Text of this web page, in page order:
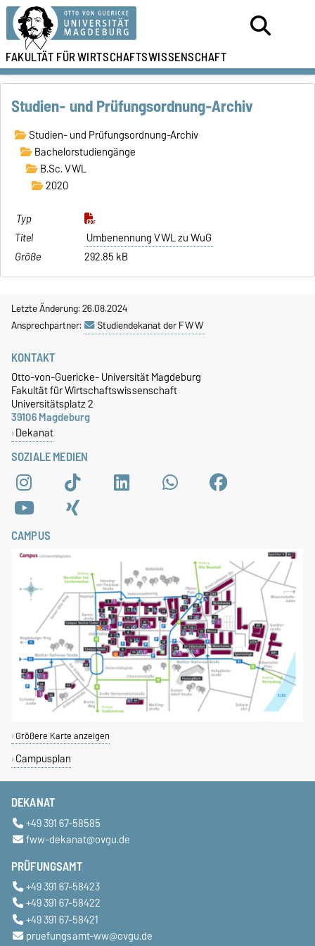
FAKULTÄT FÜRWIRTSCHAFTSWISSENSCHAFT
Studien- und Prüfungsordnung-Archiv
Studien- und Prüfungsordnung-Archiv
Bachelorstudiengänge
B.Sc. VWL
2020
Umbenennung VWL zu WuG
292.85 kB
Letzte Änderung: 26.08.2024
Ansprechpartner:
Studiendekanat der FWW
SOZIALE MEDIEN
KONTAKT
Otto-von-Guericke- Universität Magdeburg
Fakultät für Wirtschaftswissenschaft
Universitätsplatz 2
39106 Magdeburg
Dekanat
CAMPUS
Größere Karte anzeigen
Campusplan
DEKANAT
+49 391 67-58585
fww-dekanat@ovgu.de
PRÜFUNGSAMT
+49 391 67-58423
+49 391 67-58422
+49 391 67-58421
pruefungsamt-ww@ovgu.de